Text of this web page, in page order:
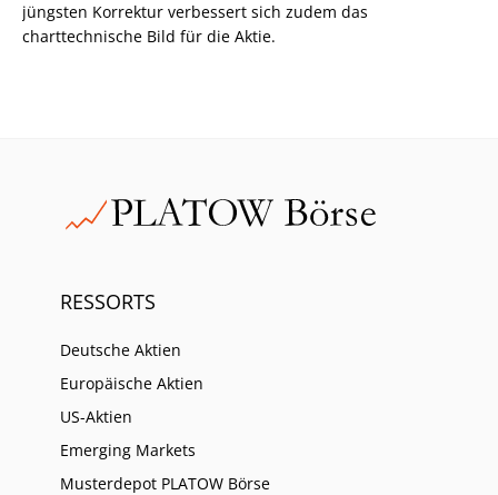
jüngsten Korrektur verbessert sich zudem das
charttechnische Bild für die Aktie.
RESSORTS
Deutsche Aktien
Europäische Aktien
US-Aktien
Emerging Markets
Musterdepot PLATOW Börse